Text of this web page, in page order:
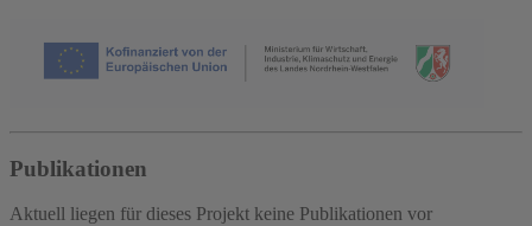
Publikationen
Aktuell liegen für dieses Projekt keine Publikationen vor